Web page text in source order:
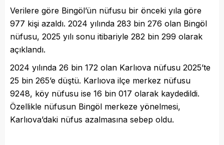
Verilere göre Bingöl’ün nüfusu bir önceki yıla göre
977 kişi azaldı. 2024 yılında 283 bin 276 olan Bingöl
nüfusu, 2025 yılı sonu itibariyle 282 bin 299 olarak
açıklandı.
2024 yılında 26 bin 172 olan Karlıova nüfusu 2025’te
25 bin 265’e düştü. Karlıova ilçe merkez nüfusu
9248, köy nüfusu ise 16 bin 017 olarak kaydedildi.
Özellikle nüfusun Bingöl merkeze yönelmesi,
Karlıova’daki nüfus azalmasına sebep oldu.